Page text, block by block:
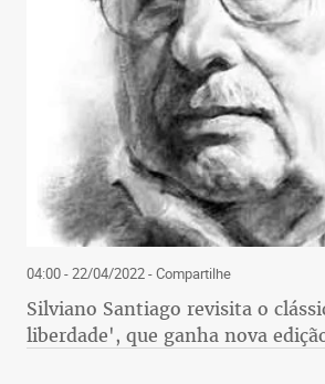
04:00 - 22/04/2022- Compartilhe
Silviano Santiago revisita o
liberdade', que ganha nova